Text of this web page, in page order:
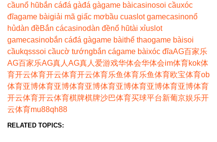
cầunổ hũbắn cáđá gàđá gàgame bàicasinosoi cầuxóc
đĩagame bàigiải mã giấc mơbầu cuaslot gamecasinonổ
hủdàn đềBắn cácasinodàn đềnổ hũtài xỉuslot
gamecasinobắn cáđá gàgame bàithể thaogame bàisoi
cầukqsssoi cầucờ tướngbắn cágame bàixóc đĩaAG百家乐
AG百家乐AG真人 AG真人 爱游戏华体会华体会im体育kok体
育开云体育开云体育开云体育乐鱼体育乐鱼体育欧宝体育ob
体育亚博体育亚博体育亚博体育亚博体育亚博体育亚博体育
开云体育开云体育棋牌棋牌沙巴体育买球平台新葡京娱乐开
云体育mu88qh88
RELATED TOPICS: